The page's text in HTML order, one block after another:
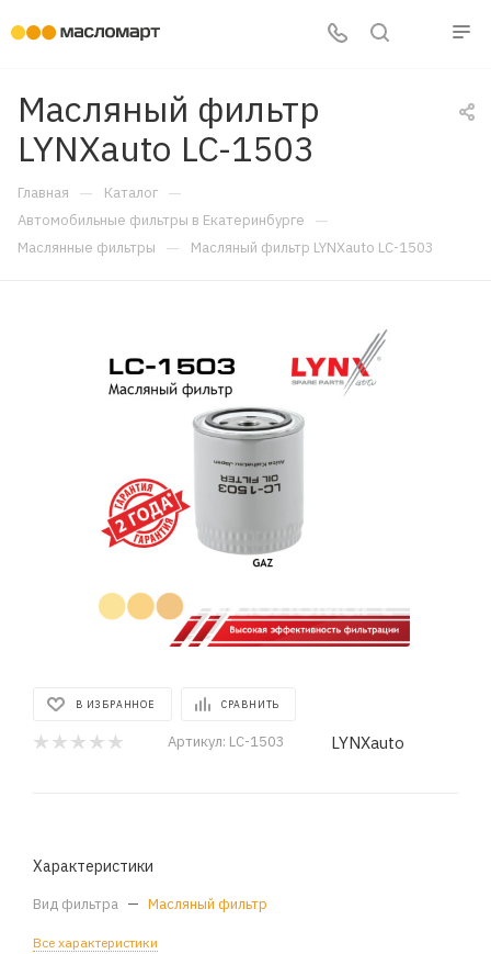
Масляный фильтр
LYNXauto LC-1503
Главная — Каталог —
Автомобильные фильтры в Екатеринбурге —
Маслянные фильтры — Масляный фильтр LYNXauto LC-1503
В ИЗБРАННОЕ СРАВНИТЬ
Артикул: LC-1503 LYNXauto
Характеристики
Вид фильтра — Масляный фильтр
Все характеристики